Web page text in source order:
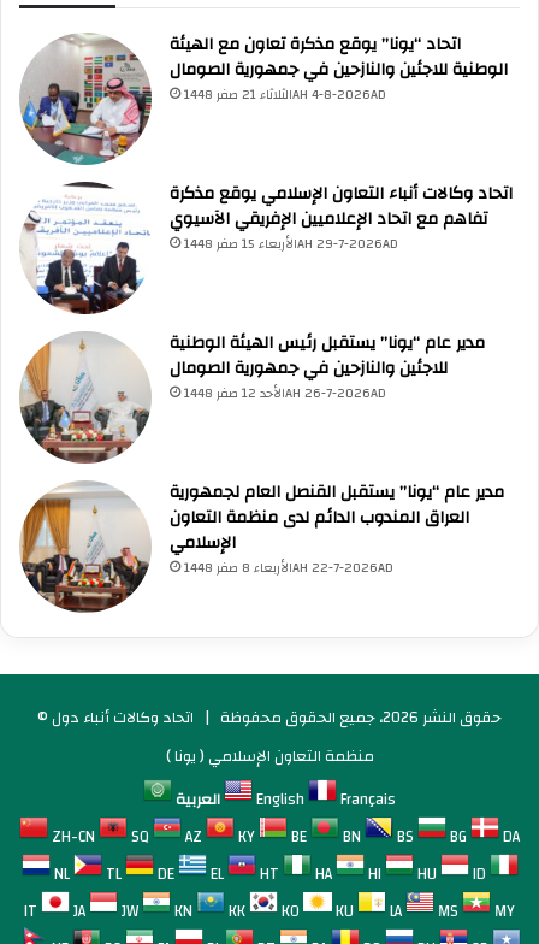
اتحاد “يونا” يوقع مذكرة تعاون مع الهيئة
الوطنية للاجئين والنازحين في جمهورية الصومال
الثلاثاء 21 صفر 1448AH 4-8-2026AD
اتحاد وكالات أنباء التعاون الإسلامي يوقع مذكرة
تفاهم مع اتحاد الإعلاميين الإفريقي الآسيوي
الأربعاء 15 صفر 1448AH 29-7-2026AD
مدير عام “يونا” يستقبل رئيس الهيئة الوطنية
للاجئين والنازحين في جمهورية الصومال
الأحد 12 صفر 1448AH 26-7-2026AD
مدير عام “يونا” يستقبل القنصل العام لجمهورية
العراق المندوب الدائم لدى منظمة التعاون
الإسلامي
الأربعاء 8 صفر 1448AH 22-7-2026AD
© حقوق النشر 2026، جميع الحقوق محفوظة |
اتحاد وكالات أنباء دول
منظمة التعاون الإسلامي ( يونا )
العربية
English
Français
ZH-CN
SQ AZ KY BE BN BS BG
DA
NL
TL DE EL HT HA HI HU
ID
IT
JA JW KN KK KO KU LA MS
MY